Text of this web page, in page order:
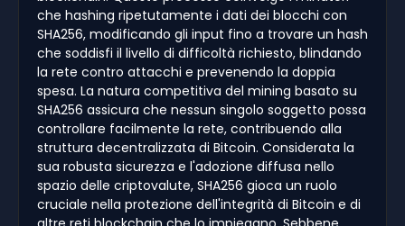
che hashing ripetutamente i dati dei blocchi con
SHA256, modificando gli input fino a trovare un hash
che soddisfi il livello di difficoltà richiesto, blindando
la rete contro attacchi e prevenendo la doppia
spesa. La natura competitiva del mining basato su
SHA256 assicura che nessun singolo soggetto possa
controllare facilmente la rete, contribuendo alla
struttura decentralizzata di Bitcoin. Considerata la
sua robusta sicurezza e l'adozione diffusa nello
spazio delle criptovalute, SHA256 gioca un ruolo
cruciale nella protezione dell'integrità di Bitcoin e di